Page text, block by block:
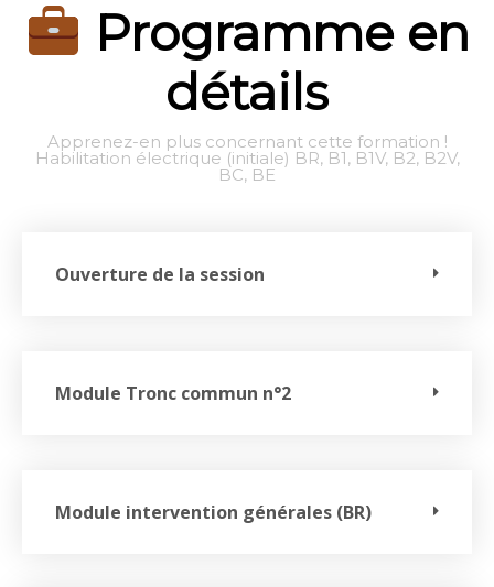
Programme en
détails
Apprenez-en plus concernant cette formation !
Habilitation électrique (initiale) BR, B1, B1V, B2, B2V,
BC, BE
Ouverture de la session
Module Tronc commun n°2
Module intervention générales (BR)